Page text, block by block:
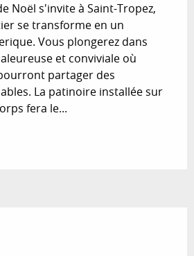
Noël s'invite à Saint-Tropez,
se transforme en un
Vous plongerez dans
et conviviale où
partager des
La patinoire installée sur
fera le...